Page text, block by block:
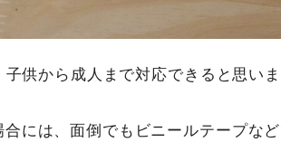
供から成人まで対応できると思いま
には、面倒でもビニールテープな